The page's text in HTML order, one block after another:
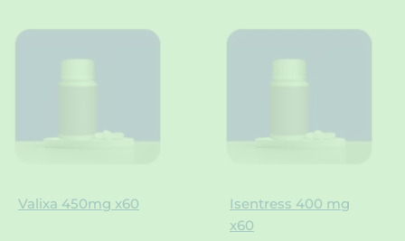
Valixa 450mg x60
Isentress 400 mg
x60